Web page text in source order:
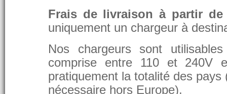
Frais de livraison à partir de
uniquement un chargeur à
Nos chargeurs sont
comprise entre 110 et 240V
pratiquement la totalité des
nécessaire hors Europe).